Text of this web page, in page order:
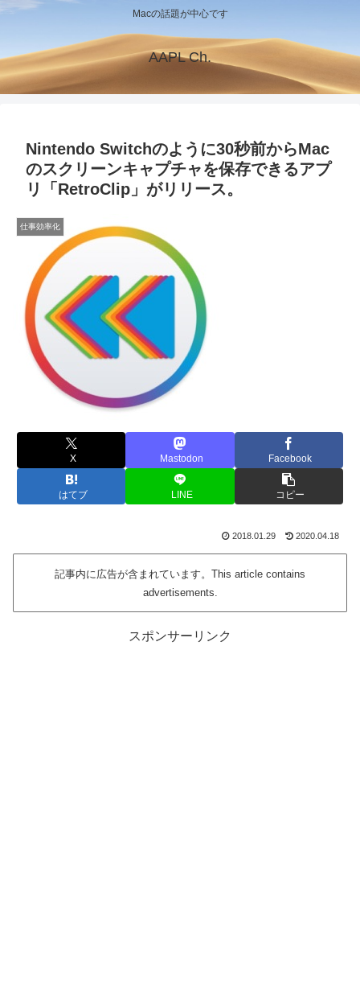
Macの話題が中心です
AAPL Ch.
Nintendo Switchのように30秒前からMac
のスクリーンキャプチャを保存できるアプ
リ「RetroClip」がリリース。
仕事効率化
X Mastodon Facebook
はてブ LINE コピー
2018.01.29 2020.04.18
記事内に広告が含まれています。This article contains
advertisements.
スポンサーリンク